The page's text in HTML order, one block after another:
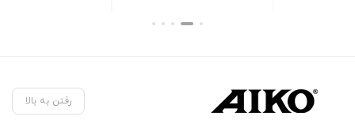
بستن
رفتن به بالا